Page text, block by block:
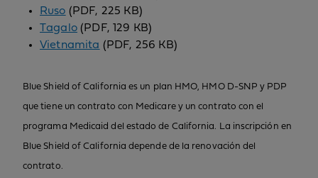
Ruso (PDF, 225 KB)
Tagalo(PDF, 129 KB)
Vietnamita (PDF, 256 KB)
Blue Shield of California es un plan HMO, HMO D-SNP y PDP
que tiene un contrato con Medicare y un contrato con el
programa Medicaid del estado de California. La inscripción en
Blue Shield of California depende de la renovación del
contrato.